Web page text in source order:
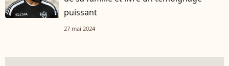
puissant
27 mai 2024